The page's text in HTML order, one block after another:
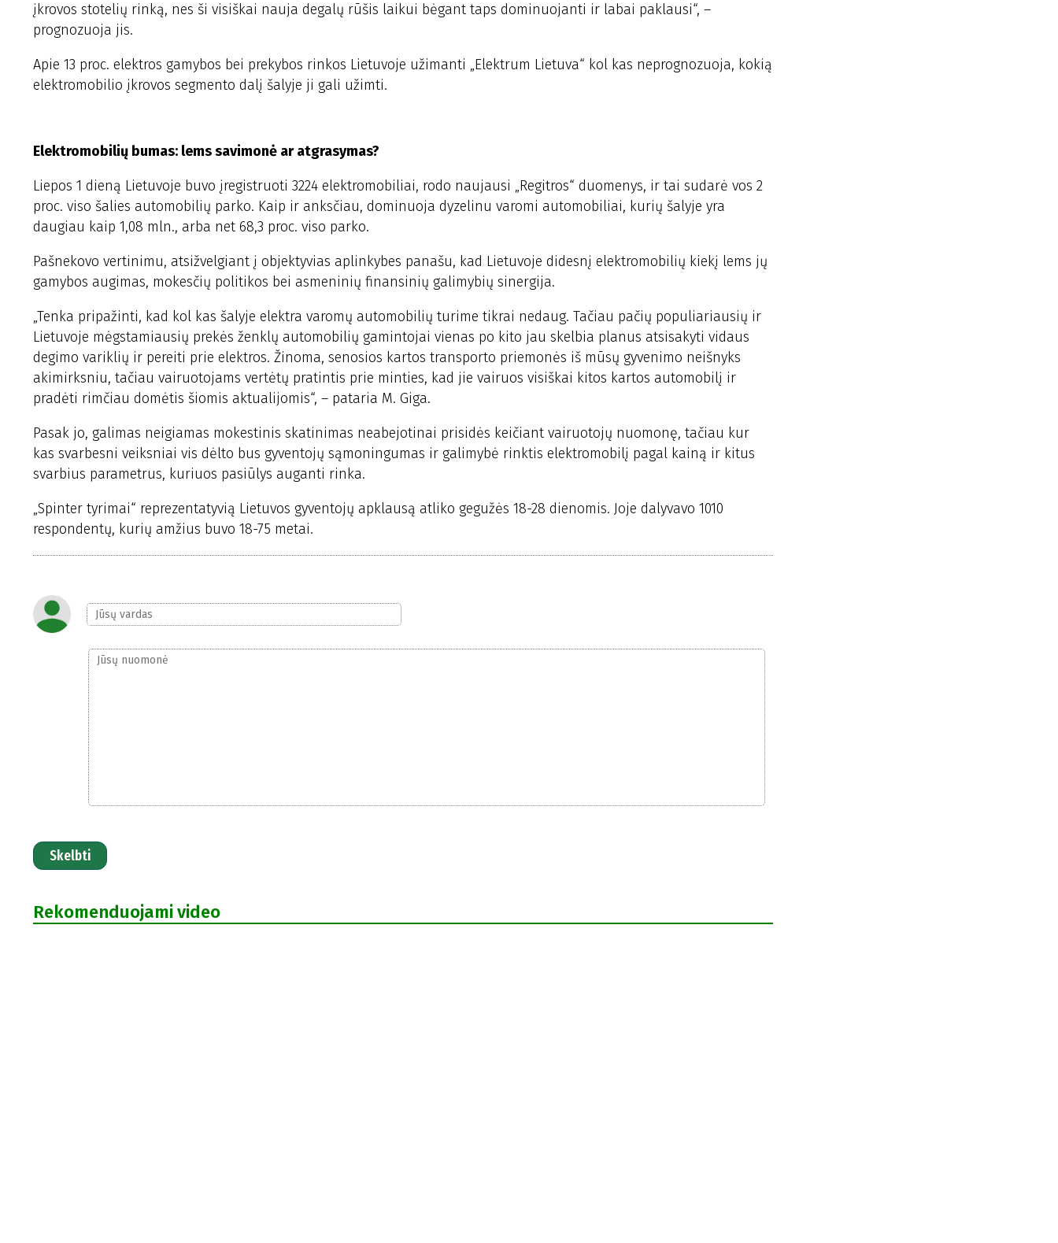
įkrovos stotelių rinką, nes ši visiškai nauja degalų rūšis laikui bėgant taps dominuojanti ir labai paklausi“, –
prognozuoja jis.
Apie 13 proc. elektros gamybos bei prekybos rinkos Lietuvoje užimanti „Elektrum Lietuva“ kol kas neprognozuoja, kokią
elektromobilio įkrovos segmento dalį šalyje ji gali užimti.
Elektromobilių bumas: lems savimonė ar atgrasymas?
Liepos 1 dieną Lietuvoje buvo įregistruoti 3224 elektromobiliai, rodo naujausi „Regitros“ duomenys, ir tai sudarė vos 2
proc. viso šalies automobilių parko. Kaip ir anksčiau, dominuoja dyzelinu varomi automobiliai, kurių šalyje yra
daugiau kaip 1,08 mln., arba net 68,3 proc. viso parko.
Pašnekovo vertinimu, atsižvelgiant į objektyvias aplinkybes panašu, kad Lietuvoje didesnį elektromobilių kiekį lems jų
gamybos augimas, mokesčių politikos bei asmeninių finansinių galimybių sinergija.
„Tenka pripažinti, kad kol kas šalyje elektra varomų automobilių turime tikrai nedaug. Tačiau pačių populiariausių ir
Lietuvoje mėgstamiausių prekės ženklų automobilių gamintojai vienas po kito jau skelbia planus atsisakyti vidaus
degimo variklių ir pereiti prie elektros. Žinoma, senosios kartos transporto priemonės iš mūsų gyvenimo neišnyks
akimirksniu, tačiau vairuotojams vertėtų pratintis prie minties, kad jie vairuos visiškai kitos kartos automobilį ir
pradėti rimčiau domėtis šiomis aktualijomis“, – pataria M. Giga.
Pasak jo, galimas neigiamas mokestinis skatinimas neabejotinai prisidės keičiant vairuotojų nuomonę, tačiau kur
kas svarbesni veiksniai vis dėlto bus gyventojų sąmoningumas ir galimybė rinktis elektromobilį pagal kainą ir kitus
svarbius parametrus, kuriuos pasiūlys auganti rinka.
„Spinter tyrimai“ reprezentatyvią Lietuvos gyventojų apklausą atliko gegužės 18-28 dienomis. Joje dalyvavo 1010
respondentų, kurių amžius buvo 18-75 metai.
Skelbti
Rekomenduojami video